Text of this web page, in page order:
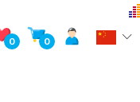
0 0